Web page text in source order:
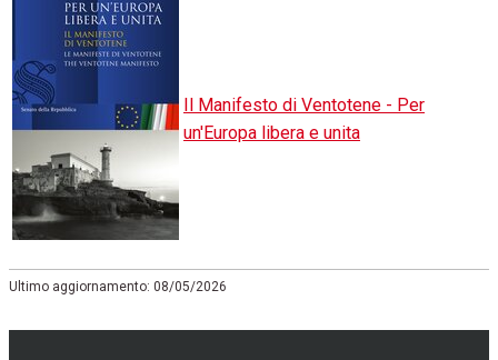
Il Manifesto di Ventotene - Per
un'Europa libera e unita
Ultimo aggiornamento: 08/05/2026